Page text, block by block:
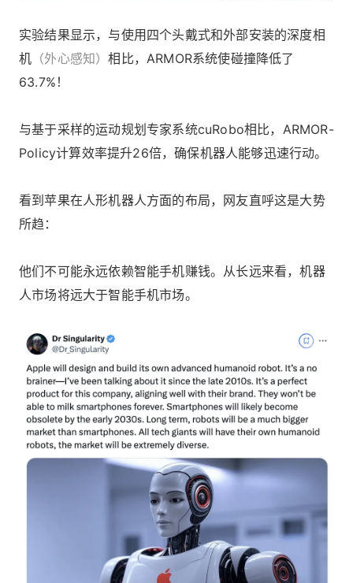
实验结果显示，与使用四个头戴式和外部安装的深度相
机 （外心感知）相比，ARMOR系统使碰撞降低了
63.7%！
与基于采样的运动规划专家系统cuRobo相比，ARMOR-
Policy计算效率提升26倍，确保机器人能够迅速行动。
看到苹果在人形机器人方面的布局，网友直呼这是大势
所趋：
他们不可能永远依赖智能手机赚钱。从长远来看，机器
人市场将远大于智能手机市场。